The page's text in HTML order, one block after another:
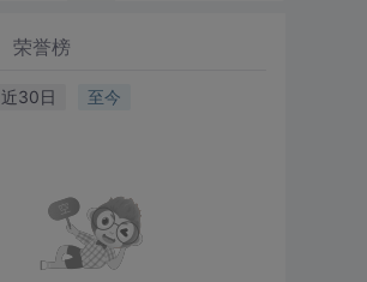
荣誉榜
近30日 至今